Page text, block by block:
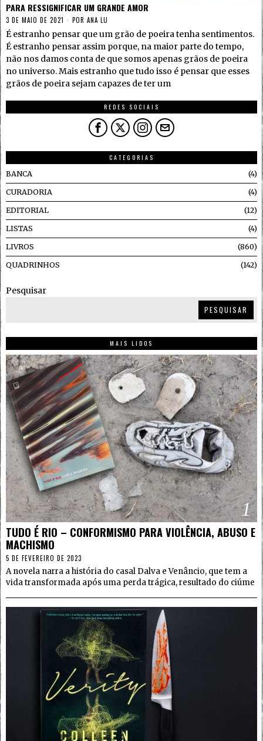
PARA RESSIGNIFICAR UM GRANDE AMOR
3 DE MAIO DE 2021 POR ANA LU
É estranho pensar que um grão de poeira tenha sentimentos.
É estranho pensar assim porque, na maior parte do tempo,
não nos damos conta de que somos apenas grãos de poeira
no universo. Mais estranho que tudo isso é pensar que esses
grãos de poeira sejam capazes de ter um
REDES SOCIAIS
CATEGORIAS
BANCA
4
CURADORIA 4
EDITORIAL 12
LISTAS 4
LIVROS 860
QUADRINHOS 142
Pesquisar
PESQUISAR
MAIS LIDOS
1
TUDO É RIO – CONFORMISMO PARA VIOLÊNCIA, ABUSO E
MACHISMO
5 DE FEVEREIRO DE 2023
A novela narra a história do casal Dalva e Venâncio, que tem a
vida transformada após uma perda trágica, resultado do ciúme